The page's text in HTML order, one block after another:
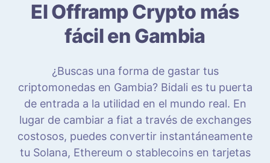
El Offramp Crypto más
fácil en Gambia
¿Buscas una forma de gastar tus
criptomonedas en Gambia? Bidali es tu puerta
de entrada a la utilidad en el mundo real. En
lugar de cambiar a fiat a través de exchanges
costosos, puedes convertir instantáneamente
tu Solana, Ethereum o stablecoins en tarjetas